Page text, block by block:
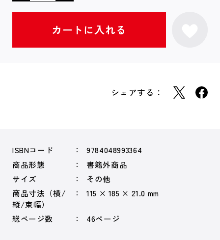
シェアする：
ISBNコード
9784048993364
商品形態
書籍外商品
サイズ
その他
商品寸法（横/
縦/束幅）
115 × 185 × 21.0 mm
総ページ数 46ページ